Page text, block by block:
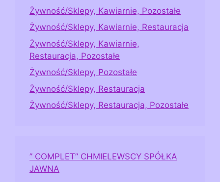
Żywność/Sklepy, Kawiarnie, Pozostałe
Żywność/Sklepy, Kawiarnie, Restauracja
Żywność/Sklepy, Kawiarnie,
Restauracja, Pozostałe
Żywność/Sklepy, Pozostałe
Żywność/Sklepy, Restauracja
Żywność/Sklepy, Restauracja, Pozostałe
” COMPLET” CHMIELEWSCY SPÓŁKA
JAWNA